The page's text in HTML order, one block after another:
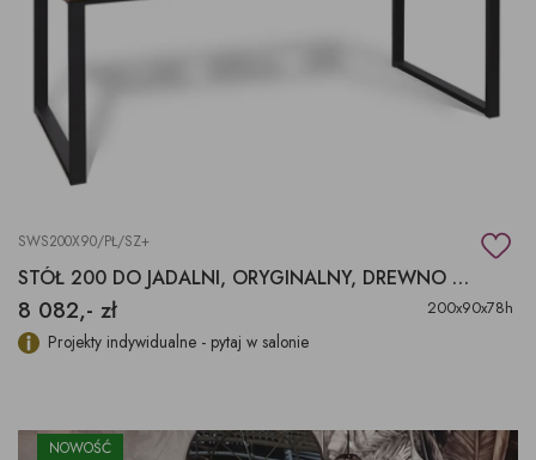
SWS200X90/PŁ/SZ+
STÓŁ 200 DO JADALNI, ORYGINALNY, DREWNO EGZOTYCZNE SUAR
8 082,- zł 200x90x78h
Projekty indywidualne - pytaj w salonie
NOWOŚĆ